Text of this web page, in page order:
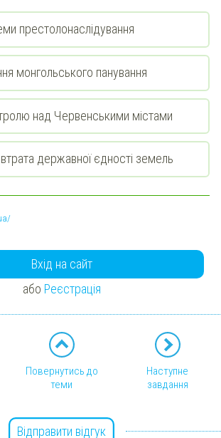
престолонаслідування
монгольського панування
над Червенськими містами
державної єдності земель
Вхід на сайт
або Реєстрація
Повернутись до
теми
Наступне
завдання
Відправити відгук